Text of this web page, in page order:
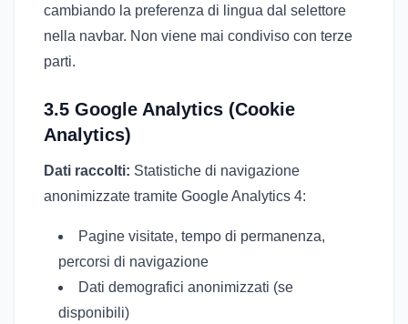
cambiando la preferenza di lingua dal selettore
nella navbar. Non viene mai condiviso con terze
parti.
3.5 Google Analytics (Cookie
Analytics)
Dati raccolti: Statistiche di navigazione
anonimizzate tramite Google Analytics 4:
Pagine visitate, tempo di permanenza,
percorsi di navigazione
Dati demografici anonimizzati (se
disponibili)